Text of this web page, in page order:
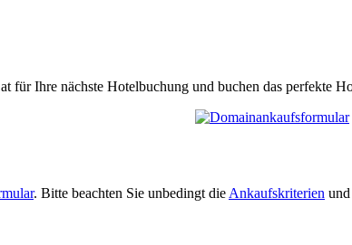
für Ihre nächste Hotelbuchung und buchen das perfekte
. Bitte beachten Sie unbedingt dieAnkaufskriterien